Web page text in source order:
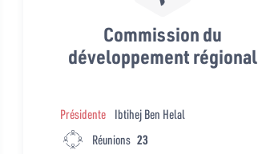
Commission du
développement régional
Présidente Ibtihej Ben Helal
Réunions 23